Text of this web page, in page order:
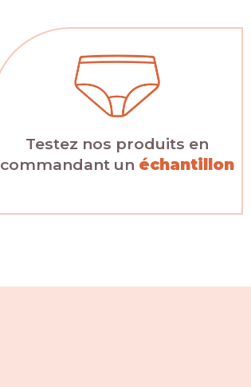
Testez nos produits en
commandant un échantillon